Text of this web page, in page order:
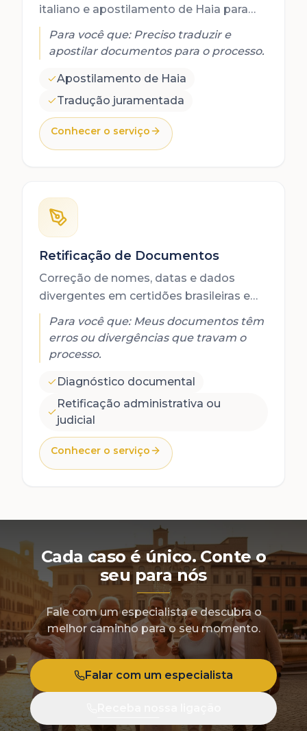
italiano e apostilamento de Haia para
documentos do processo de cidadania
italiana.
Para você que: Preciso traduzir e
apostilar documentos para o processo.
Apostilamento de Haia
Tradução juramentada
Conhecer o serviço
Retificação de Documentos
Correção de nomes, datas e dados
divergentes em certidões brasileiras e
italianas para viabilizar o processo de
Para você que: Meus documentos têm
erros ou divergências que travam o
processo.
Diagnóstico documental
Retificação administrativa ou
judicial
Conhecer o serviço
Cada caso é único. Conte o
seu para nós
Fale com um especialista e descubra o
melhor caminho para o seu momento.
Falar com um especialista